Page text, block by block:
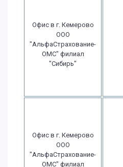
Офис в г. Кемерово
ООО
"АльфаСтрахование-
ОМС" филиал
"Сибирь"
Офис в г. Кемерово
ООО
"АльфаСтрахование-
ОМС" филиал